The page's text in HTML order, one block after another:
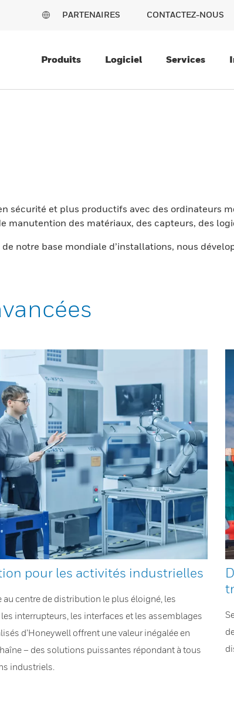
PARTENAIRES CONTACTEZ-NOUS
Produits Logiciel Services
et plus productifs avec des ordinateurs
des matériaux, des capteurs, des
notre base mondiale d’installations, nous
pour les activités industrielles
au centre de distribution le plus éloigné, les
interrupteurs, les interfaces et les assemblages
d’Honeywell offrent une valeur inégalée en
– des solutions puissantes répondant à tous
industriels.